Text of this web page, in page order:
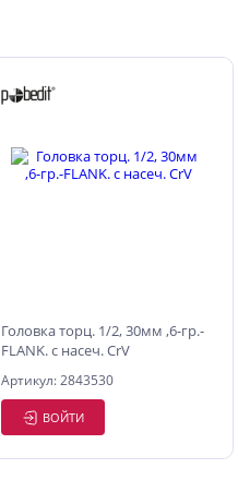
Головка торц. 1/2, 30мм ,6-гр.-
FLANK. с насеч. CrV
Артикул: 2843530
ВОЙТИ